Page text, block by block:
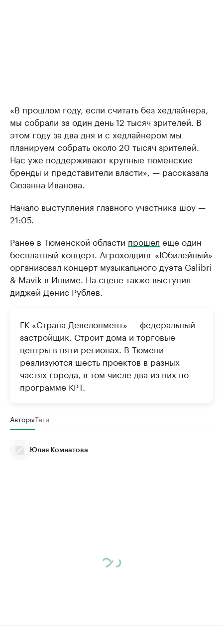
«В прошлом году, если считать без хедлайнера,
мы собрали за один день 12 тысяч зрителей. В
этом году за два дня и с хедлайнером мы
планируем собрать около 20 тысяч зрителей.
Нас уже поддерживают крупные тюменские
бренды и представители власти», — рассказала
Сюзанна Иванова.
Начало выступления главного участника шоу —
21:05.
Ранее в Тюменской области прошел еще один
бесплатный концерт. Агрохолдинг «Юбилейный»
организовал концерт музыкального дуэта Galibri
& Mavik в Ишиме. На сцене также выступил
диджей Денис Рублев.
ГК «Страна Девелопмент» — федеральный
застройщик. Строит дома и торговые
центры в пяти регионах. В Тюмени
реализуются шесть проектов в разных
частях города, в том числе два из них по
программе КРТ.
АвторыТеги
Юлия Комнатова